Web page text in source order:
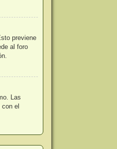
previene
al foro
Las
el